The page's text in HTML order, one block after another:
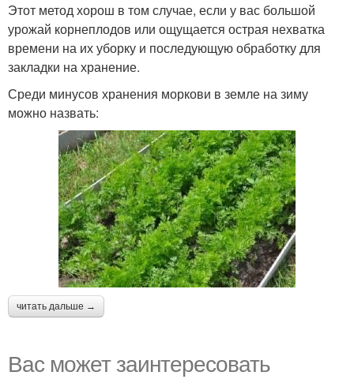
Этот метод хорош в том случае, если у вас большой
урожай корнеплодов или ощущается острая нехватка
времени на их уборку и последующую обработку для
закладки на хранение.
Среди минусов хранения моркови в земле на зиму
можно назвать:
читать дальше →
Вас может заинтересовать